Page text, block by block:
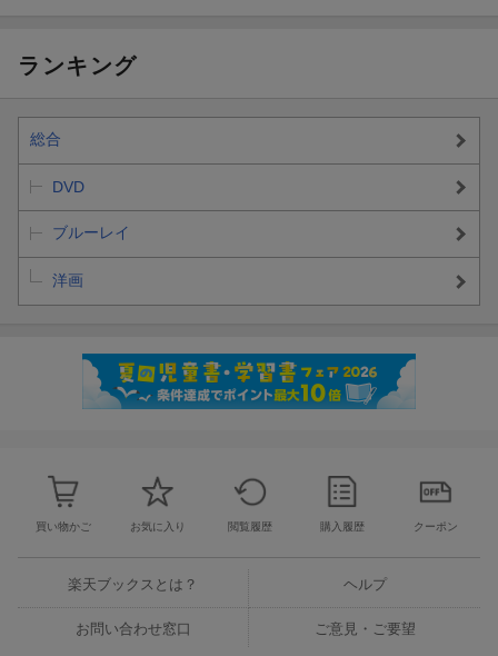
ランキング
総合
DVD
ブルーレイ
洋画
買い物かご お気に入り 閲覧履歴 購入履歴 クーポン
楽天ブックスとは？ ヘルプ
お問い合わせ窓口 ご意見・ご要望